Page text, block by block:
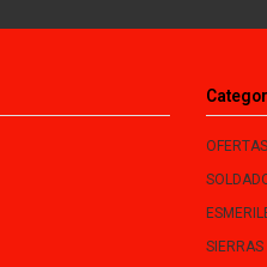
OFERTAS